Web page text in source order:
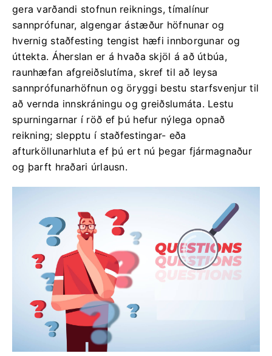
gera varðandi stofnun reiknings, tímalínur
sannprófunar, algengar ástæður höfnunar og
hvernig staðfesting tengist hæfi innborgunar og
úttekta. Áherslan er á hvaða skjöl á að útbúa,
raunhæfan afgreiðslutíma, skref til að leysa
sannprófunarhöfnun og öryggi bestu starfsvenjur til
að vernda innskráningu og greiðslumáta. Lestu
spurningarnar í röð ef þú hefur nýlega opnað
reikning; slepptu í staðfestingar- eða
afturköllunarhluta ef þú ert nú þegar fjármagnaður
og þarft hraðari úrlausn.